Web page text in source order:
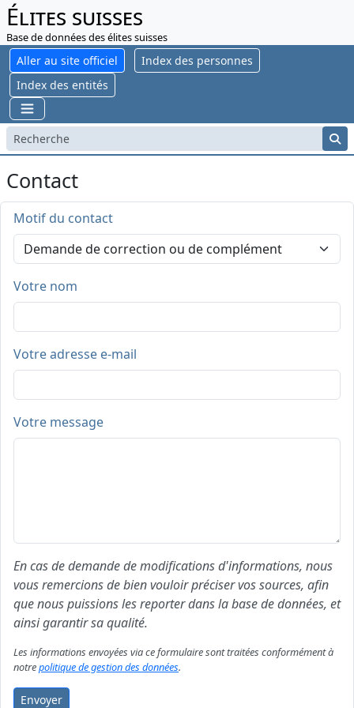
Élites suisses
Base de données des élites suisses
Aller au site officiel
Index des personnes
Index des entités
Contact
Motif du contact
Votre nom
Votre adresse e-mail
Votre message
En cas de demande de modifications d'informations, nous
vous remercions de bien vouloir préciser vos sources, afin
que nous puissions les reporter dans la base de données, et
ainsi garantir sa qualité.
Les informations envoyées via ce formulaire sont traitées conformément à
notrepolitique de gestion des données.
Envoyer